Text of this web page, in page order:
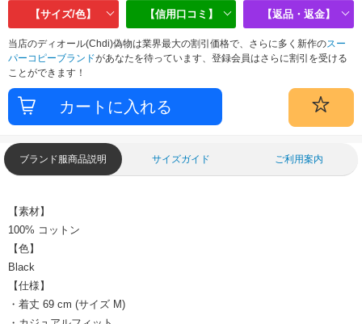
【サイズ/色】 【信用口コミ】 【返品・返金】
当店のディオール(Chdi)偽物は業界最大の割引価格で、さらに多く新作のスー
パーコピーブランドがあなたを待っています、登録会員はさらに割引を受ける
ことができます！
ブランド服商品説明 サイズガイド ご利用案内
【素材】
100% コットン
【色】
Black
【仕様】
・着丈 69 cm (サイズ M)